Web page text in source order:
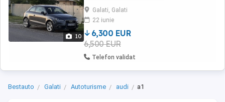
10
economic Schimb ulei efectuat recent (mai
2026) Plăcuțe de frână schimbate recent Fără
probleme mecanice ...
Galati, Galati
22 iunie
6,300 EUR
6,500 EUR
Telefon validat
Bestauto Galati Autoturisme audi a1